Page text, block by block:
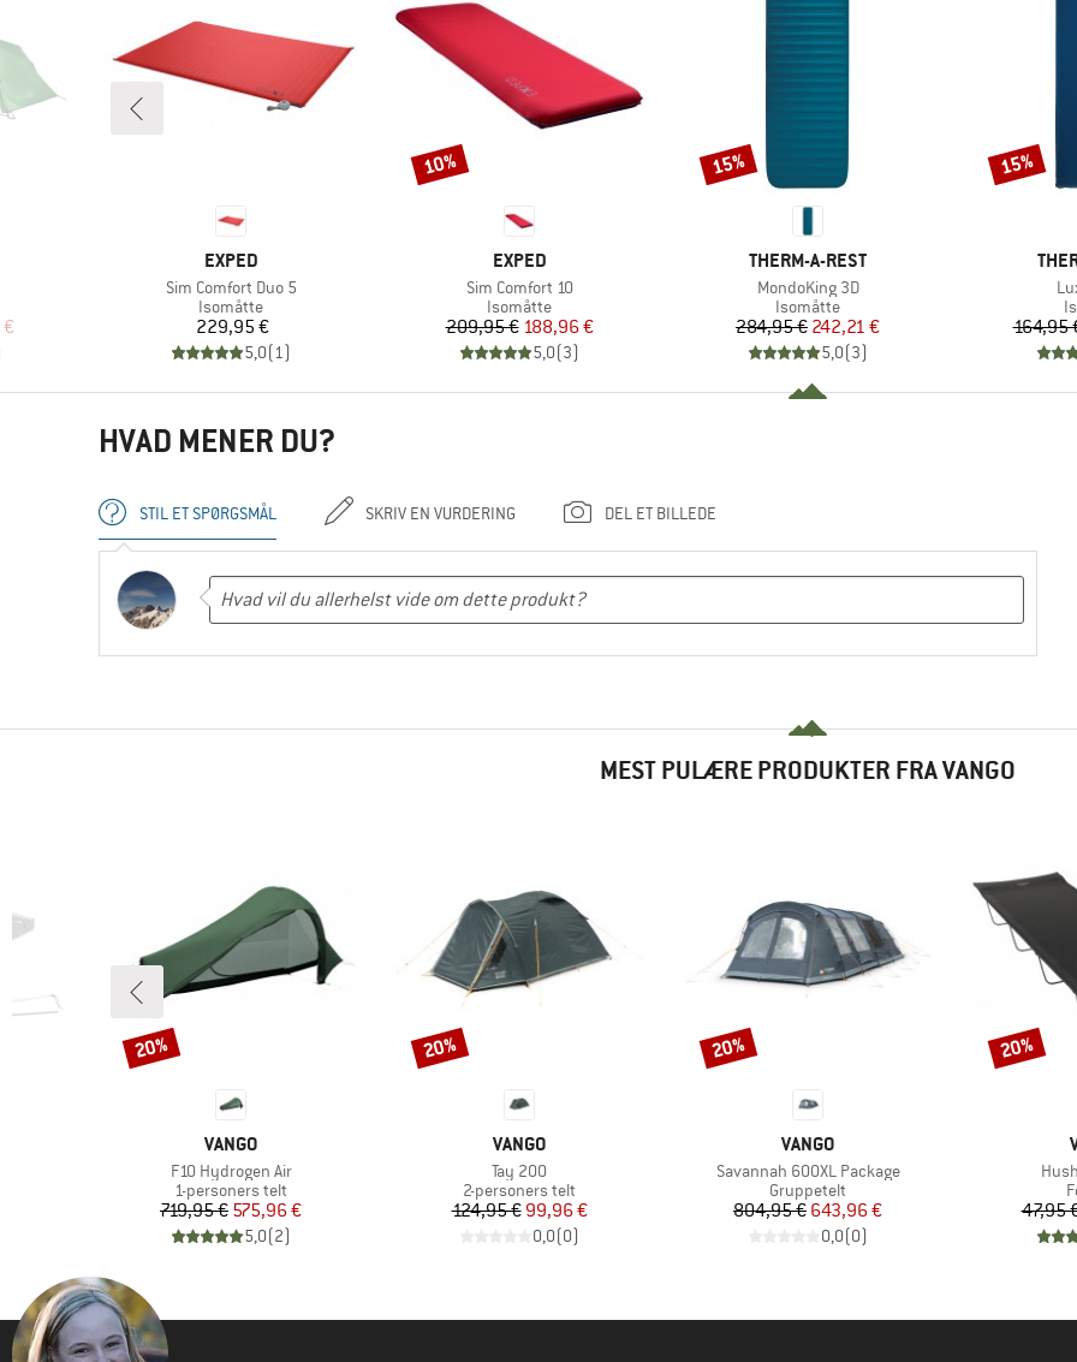
MÆRKE
EXPED
Artikel
Sim Comfort Duo 5
Produktgruppe
Isomåtte
Pris
229,95 €
5,0(1)
MÆRKE
EXPED
Artikel
Sim Comfort 10
Produktgruppe
Isomåtte
Pris
209,95 €Nedsat pris
188,96 €
5,0(3)
Rabat
10%
MÆRKE
THERM-A-REST
Artikel
MondoKing 3D
Produktgruppe
Isomåtte
Pris
284,95 €Nedsat pris
242,21 €
5,0(3)
Rabat
15%
164,95
Rabat
15%
HVAD MENER DU?
STIL ET SPØRGSMÅL SKRIV EN VURDERING DEL ET BILLEDE
MEST PULÆRE PRODUKTER FRA VANGO
MÆRKE
VANGO
Artikel
F10 Hydrogen Air
Produktgruppe
1-personers telt
Pris
719,95 € Nedsat pris
575,96 €
5,0(2)
Rabat
20%
MÆRKE
VANGO
Artikel
Tay 200
Produktgruppe
2-personers telt
Pris
124,95 €Nedsat pris
99,96 €
0,0(0)
Rabat
20%
MÆRKE
VANGO
Artikel
Savannah 600XL Package
Produktgruppe
Gruppetelt
Pris
804,95 €Nedsat pris
643,96 €
0,0(0)
Rabat
20%
Artikel
47,95
Rabat
20%